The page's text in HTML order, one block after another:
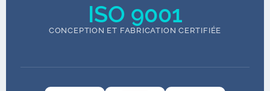
ISO 9001
CONCEPTION ET FABRICATION CERTIFIÉE